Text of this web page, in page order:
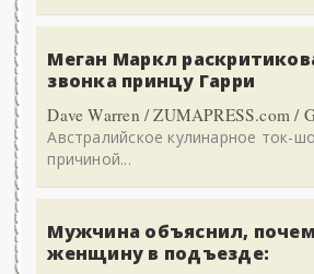
Меган Маркл
звонка принцу Гарри
Dave Warren / ZUMAPRESS.com /
Австралийское кулинарное ток-
причиной...
Мужчина объяснил,
женщину в подъезде: